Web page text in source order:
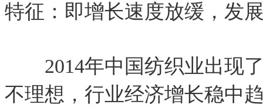
特征：即增长速度放缓，发
2014年中国纺织业出现
不理想，行业经济增长稳中